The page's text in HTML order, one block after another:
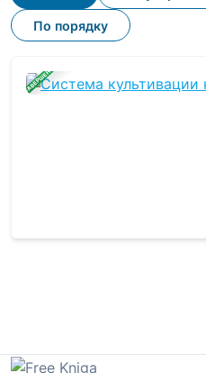
По порядку
ЗАВЕРШЕНА